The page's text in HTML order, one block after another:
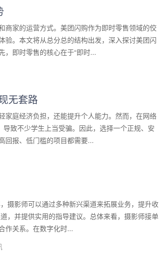
商家的运营方式。美团闪购作为即时零售领域的佼
。本文将从总分总的结构出发，深入探讨美团闪
，即时零售的核心在于“即时...
无套路
家庭经济负担，还能提升个人能力。然而，在网络
导致不少学生上当受骗。因此，选择一个正规、安
回报、低门槛的项目都需要...
摄影师可以通过多种新兴渠道来拓展业务，提升收
，并提供实用的指导建议。总体来看，摄影师接单
作关系。在数字化时...